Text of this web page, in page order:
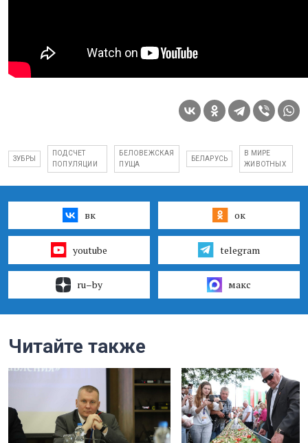
ЗУБРЫ
ПОДСЧЕТ
ПОПУЛЯЦИИ
БЕЛОВЕЖСКАЯ
ПУЩА
БЕЛАРУСЬ
В МИРЕ
ЖИВОТНЫХ
вк ок
youtube telegram
ru–by макс
Читайте также